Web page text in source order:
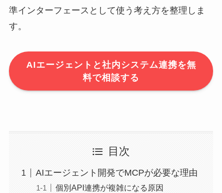
準インターフェースとして使う考え方を整理しま
す。
AIエージェントと社内システム連携を無
料で相談する
目次
AIエージェント開発でMCPが必要な理由
個別API連携が複雑になる原因